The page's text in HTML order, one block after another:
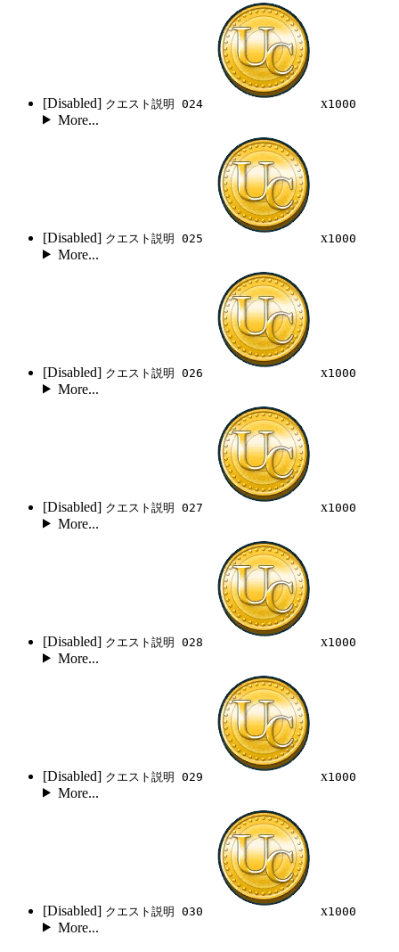
[Disabled] クエスト説明 024 x1000
More...
[Disabled] クエスト説明 025 x1000
More...
[Disabled] クエスト説明 026 x1000
More...
[Disabled] クエスト説明 027 x1000
More...
[Disabled] クエスト説明 028 x1000
More...
[Disabled] クエスト説明 029 x1000
More...
[Disabled] クエスト説明 030 x1000
More...